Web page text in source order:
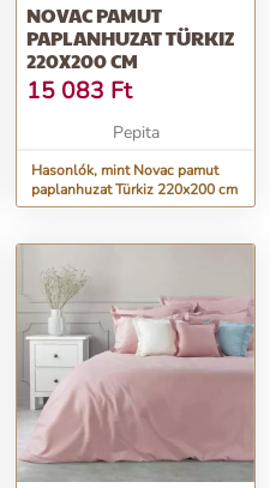
NOVAC PAMUT
PAPLANHUZAT TÜRKIZ
220X200 CM
15 083 Ft
Pepita
Hasonlók, mint Novac pamut
paplanhuzat Türkiz 220x200 cm